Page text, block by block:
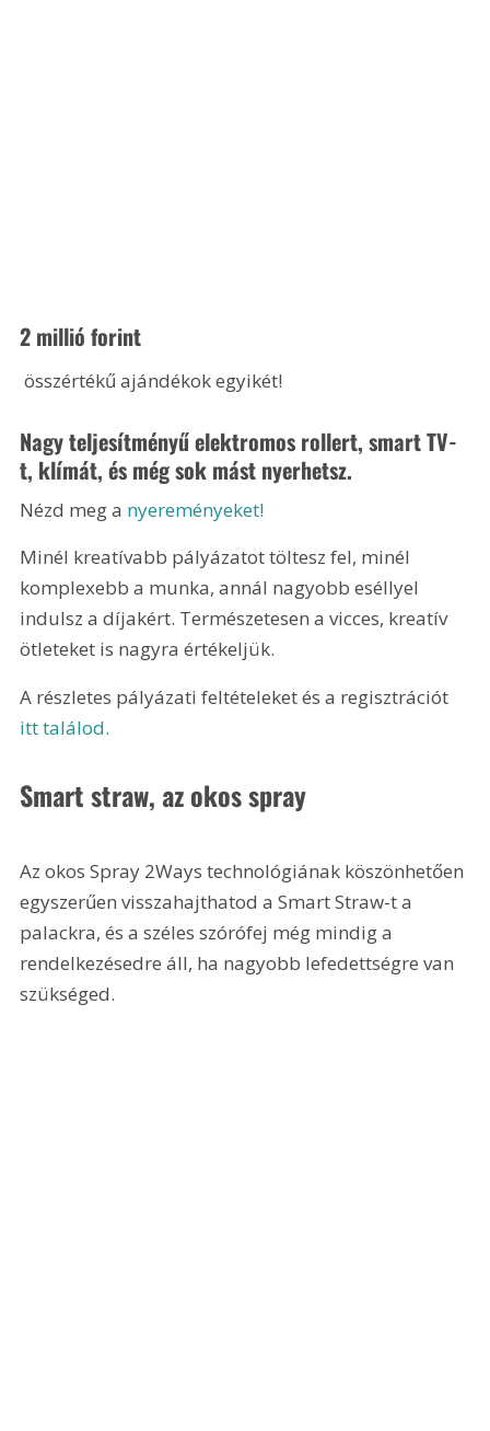
2 millió forint
összértékű ajándékok egyikét!
Nagy teljesítményű elektromos rollert, smart TV-
t, klímát, és még sok mást nyerhetsz.
Nézd meg a nyereményeket!
Minél kreatívabb pályázatot töltesz fel, minél
komplexebb a munka, annál nagyobb eséllyel
indulsz a díjakért. Természetesen a vicces, kreatív
ötleteket is nagyra értékeljük.
A részletes pályázati feltételeket és a regisztrációt
itt találod.
Smart straw, az okos spray
Az okos Spray 2Ways technológiának köszönhetően
egyszerűen visszahajthatod a Smart Straw-t a
palackra, és a széles szórófej még mindig a
rendelkezésedre áll, ha nagyobb lefedettségre van
szükséged.